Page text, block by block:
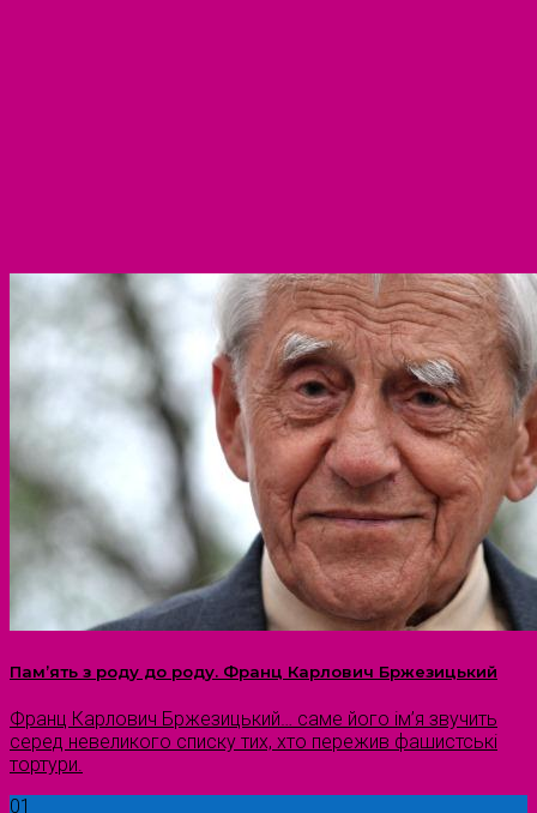
Пам’ять з роду до роду. Франц Карлович Бржезицький
Франц Карлович Бржезицький… саме його ім’я звучить
серед невеликого списку тих, хто пережив фашистські
тортури.
01